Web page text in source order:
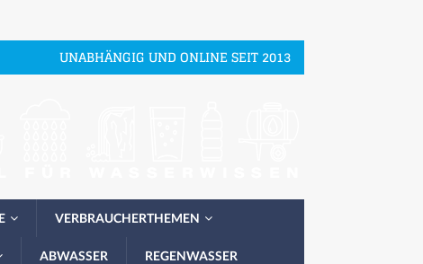
UNABHÄNGIG UND ONLINE SEIT 2013
VERBRAUCHERTHEMEN
ABWASSER REGENWASSER